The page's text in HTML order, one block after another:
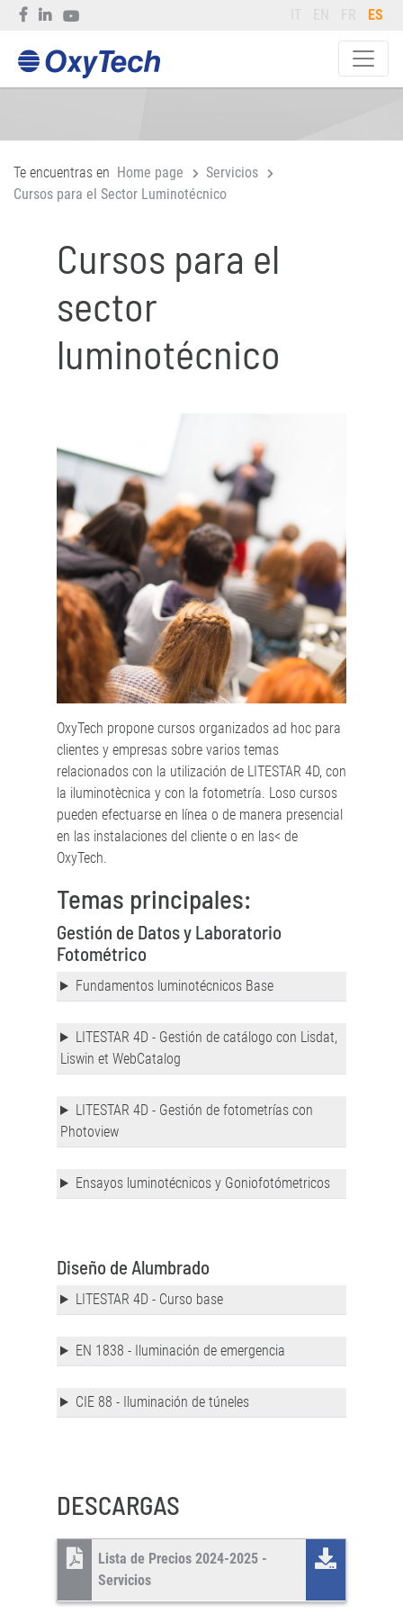
IT EN FR ES
Te encuentras en Home page
Servicios
Cursos para el Sector Luminotécnico
Cursos para el
sector
luminotécnico
OxyTech propone cursos organizados ad hoc para
clientes y empresas sobre varios temas
relacionados con la utilización de LITESTAR 4D, con
la iluminotècnica y con la fotometría. Loso cursos
pueden efectuarse en línea o de manera presencial
en las instalaciones del cliente o en las< de
OxyTech.
Temas principales:
Gestión de Datos y Laboratorio
Fotométrico
Fundamentos luminotécnicos Base
LITESTAR 4D - Gestión de catálogo con Lisdat,
Liswin et WebCatalog
LITESTAR 4D - Gestión de fotometrías con
Photoview
Ensayos luminotécnicos y Goniofotómetricos
Diseño de Alumbrado
LITESTAR 4D - Curso base
EN 1838 - Iluminación de emergencia
CIE 88 - Iluminación de túneles
DESCARGAS
Lista de Precios 2024-2025 -
Servicios